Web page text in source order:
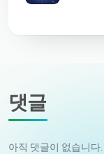
댓글
아직 댓글이 없습니다